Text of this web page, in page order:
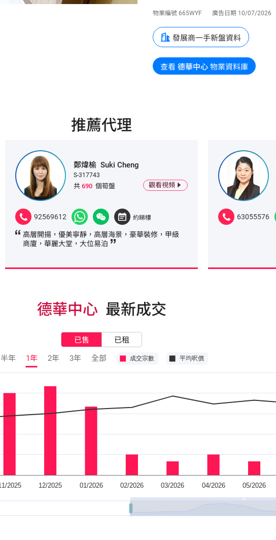
物業編號 665WYF 廣告日期 10/07/2026
發展商一手新盤資料
查看 德華中心 物業資料庫
德華中心 最新成交
已售
已租
半年
1年 2年 3年 全部
推薦代理
鄭煒榆 Suki Cheng
S-317743
共 690 個筍盤 觀看視頻
92569612 約睇樓
高層開揚，優美寧靜，高層海景，豪華裝修，甲級
商廈，華麗大堂，大位易泊
63055576